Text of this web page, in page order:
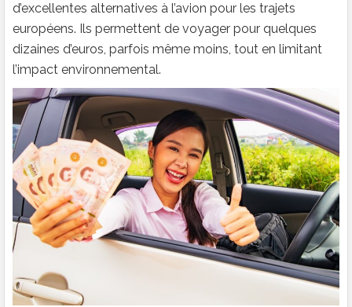
d’excellentes alternatives à l’avion pour les trajets
européens. Ils permettent de voyager pour quelques
dizaines d’euros, parfois même moins, tout en limitant
l’impact environnemental.